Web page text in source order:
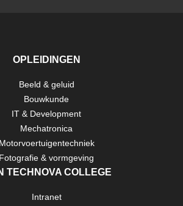
OPLEIDINGEN
Beeld & geluid
Bouwkunde
IT & Development
Mechatronica
Motorvoertuigentechniek
Fotografie & vormgeving
TECHNOVA COLLEGE
Intranet